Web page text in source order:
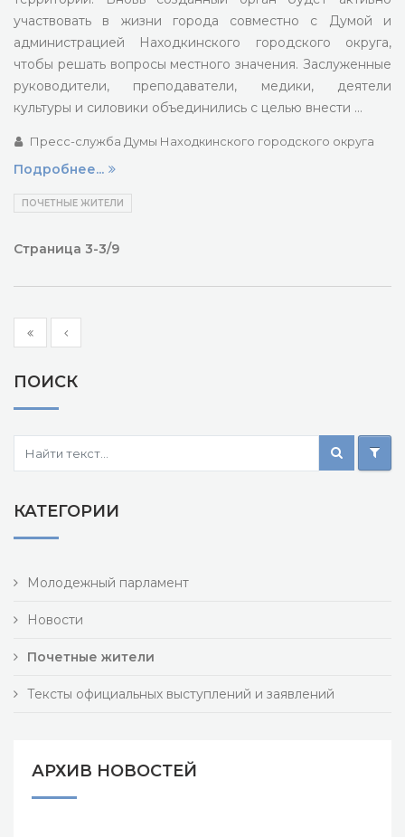
участвовать в жизни города совместно с Думой и
администрацией Находкинского городского округа,
чтобы решать вопросы местного значения. Заслуженные
руководители, преподаватели, медики, деятели
культуры и силовики объединились с целью внести …
Пресс-служба Думы Находкинского городского округа
Подробнее...
ПОЧЕТНЫЕ ЖИТЕЛИ
Страница 3-3/9
ПОИСК
КАТЕГОРИИ
Молодежный парламент
Новости
Почетные жители
Тексты официальных выступлений и заявлений
АРХИВ НОВОСТЕЙ